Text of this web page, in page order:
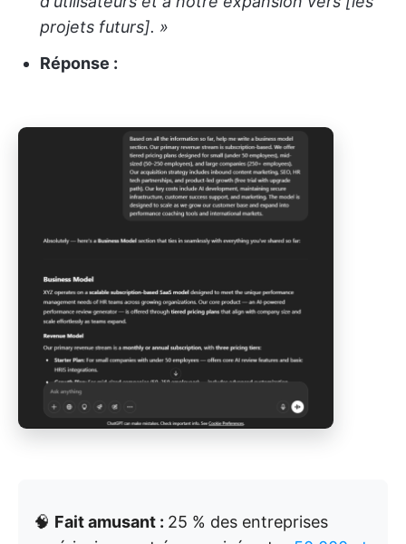
projets futurs]. »
Réponse :
🧠 Fait amusant : 25 % des entreprises